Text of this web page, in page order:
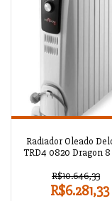
Radiador Oleado
TRD4 0820 Dragon 8
R$10.646,33
R$6.281,33